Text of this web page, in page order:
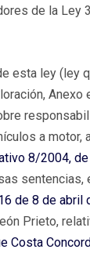
de la Ley
esta ley (ley
Anexo
a motor,
8/2004,
sentencias,
de 8 de abril
Prieto,
Costa